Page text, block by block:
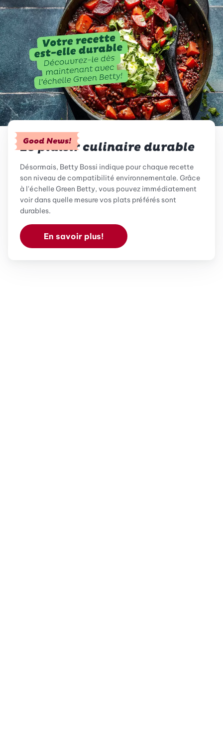
Good News!
Le plaisir culinaire durable
Désormais, Betty Bossi indique pour chaque recette
son niveau de compatibilité environnementale. Grâce
à l'échelle Green Betty, vous pouvez immédiatement
voir dans quelle mesure vos plats préférés sont
durables.
En savoir plus!